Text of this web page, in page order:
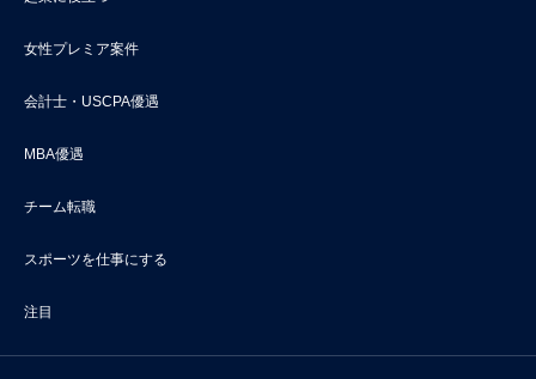
女性プレミア案件
会計士・USCPA優遇
MBA優遇
チーム転職
スポーツを仕事にする
注目